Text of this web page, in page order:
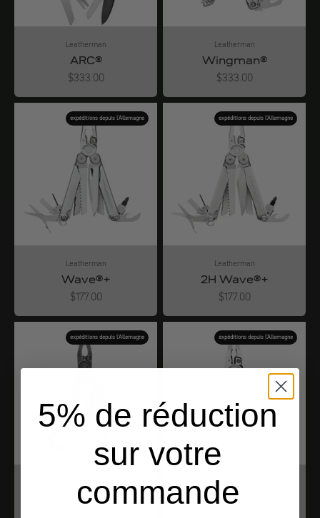
Leatherman
ARC®
Angebot
$333.00
Leatherman
Wingman®
Angebot
$333.00
expéditions depuis l'Allemagne
Leatherman
Wave®+
Angebot
$177.00
expéditions depuis l'Allemagne
Leatherman
2H Wave®+
Angebot
$177.00
expéditions depuis l'Allemagne
Skeletool® CX Onyx
expéditions depuis l'Allemagne
Leatherman
Rebar®
5% de réduction
sur votre
commande